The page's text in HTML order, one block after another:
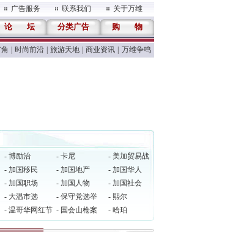
广告服务 联系我们 关于万维
论 坛 分类广告 购 物
时尚前沿 旅游天地 商业资讯 万维争鸣
- 博励治 - 卡尼
- 美加贸易战
- 加国移民 - 加国地产
- 加国华人
- 加国职场 - 加国人物
- 加国社会
- 大温市选 - 保守党选举
- 熙尔
- 温哥华网红节 - 国会山枪案 - 哈珀